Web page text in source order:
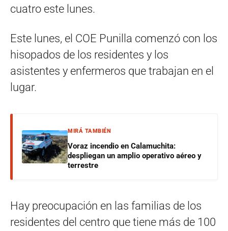
cuatro este lunes.
Este lunes, el COE Punilla comenzó con los
hisopados de los residentes y los
asistentes y enfermeros que trabajan en el
lugar.
MIRÁ TAMBIÉN
Voraz incendio en Calamuchita:
despliegan un amplio operativo aéreo y
terrestre
Hay preocupación en las familias de los
residentes del centro que tiene más de 100